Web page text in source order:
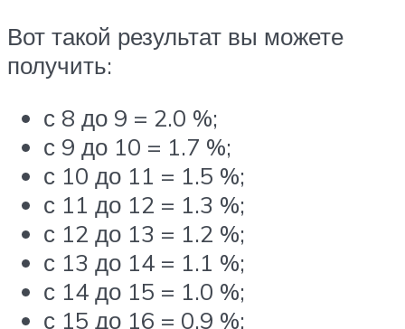
Вот такой результат вы можете
получить:
с 8 до 9 = 2.0 %;
с 9 до 10 = 1.7 %;
с 10 до 11 = 1.5 %;
с 11 до 12 = 1.3 %;
с 12 до 13 = 1.2 %;
с 13 до 14 = 1.1 %;
с 14 до 15 = 1.0 %;
с 15 до 16 = 0.9 %;